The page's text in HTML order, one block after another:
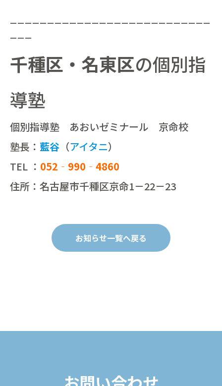
ーーーーーーーーーーーーーーーーーーーーーーーーーーー
ーーー
千種区・名東区の個別指
導塾
個別指導塾 あおいゼミナール 京命校
塾長： 藍谷 （アイタニ）
TEL ： 052‐990‐4860
住所：名古屋市千種区京命1－22－23
お知らせ一覧へ戻る